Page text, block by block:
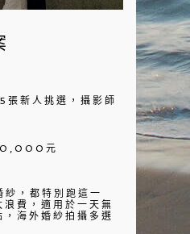
新人挑選，攝影師
元
，都特別跑這一
費，適用於一天無
海外婚紗拍攝多選